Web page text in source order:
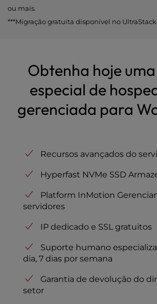
ou mais.
***Migração gratuita disponível no UltraStack
Obtenha hoje
especial de
gerenciada para
Recursos avançados do
Hyperfast NVMe SSD
Platform InMotion
servidores
IP dedicado e SSL gratuitos
Suporte humano
dia, 7 dias por semana
Garantia de devolução do
setor